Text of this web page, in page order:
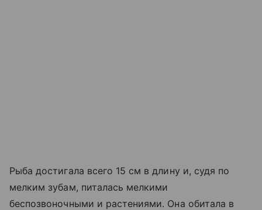
Рыба достигала всего 15 см в длину и, судя по
мелким зубам, питалась мелкими
беспозвоночными и растениями. Она обитала в